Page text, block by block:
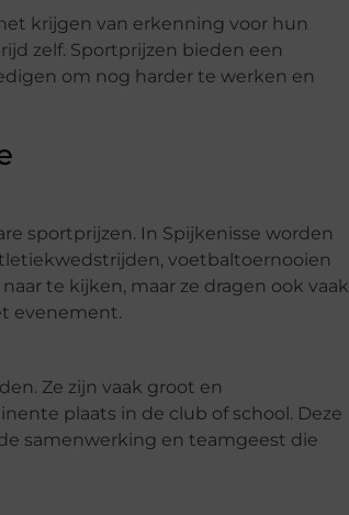
krijgen van erkenning voor hun
zelf. Sportprijzen bieden een
om nog harder te werken en
sportprijzen. In Spijkenisse worden
voetbaltoernooien
te kijken, maar ze dragen ook vaak
evenement.
Ze zijn vaak groot en
plaats in de club of school. Deze
samenwerking en teamgeest die